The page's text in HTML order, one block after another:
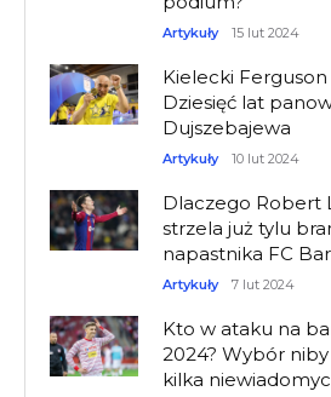
Artykuły 15 lut 2024
Kielecki Ferguson
Dziesięć lat
Dujszebajewa
Artykuły 10 lut 2024
Dlaczego Robert
strzela już tylu
napastnika FC
Artykuły 7 lut 2024
Kto w ataku na
2024? Wybór
kilka